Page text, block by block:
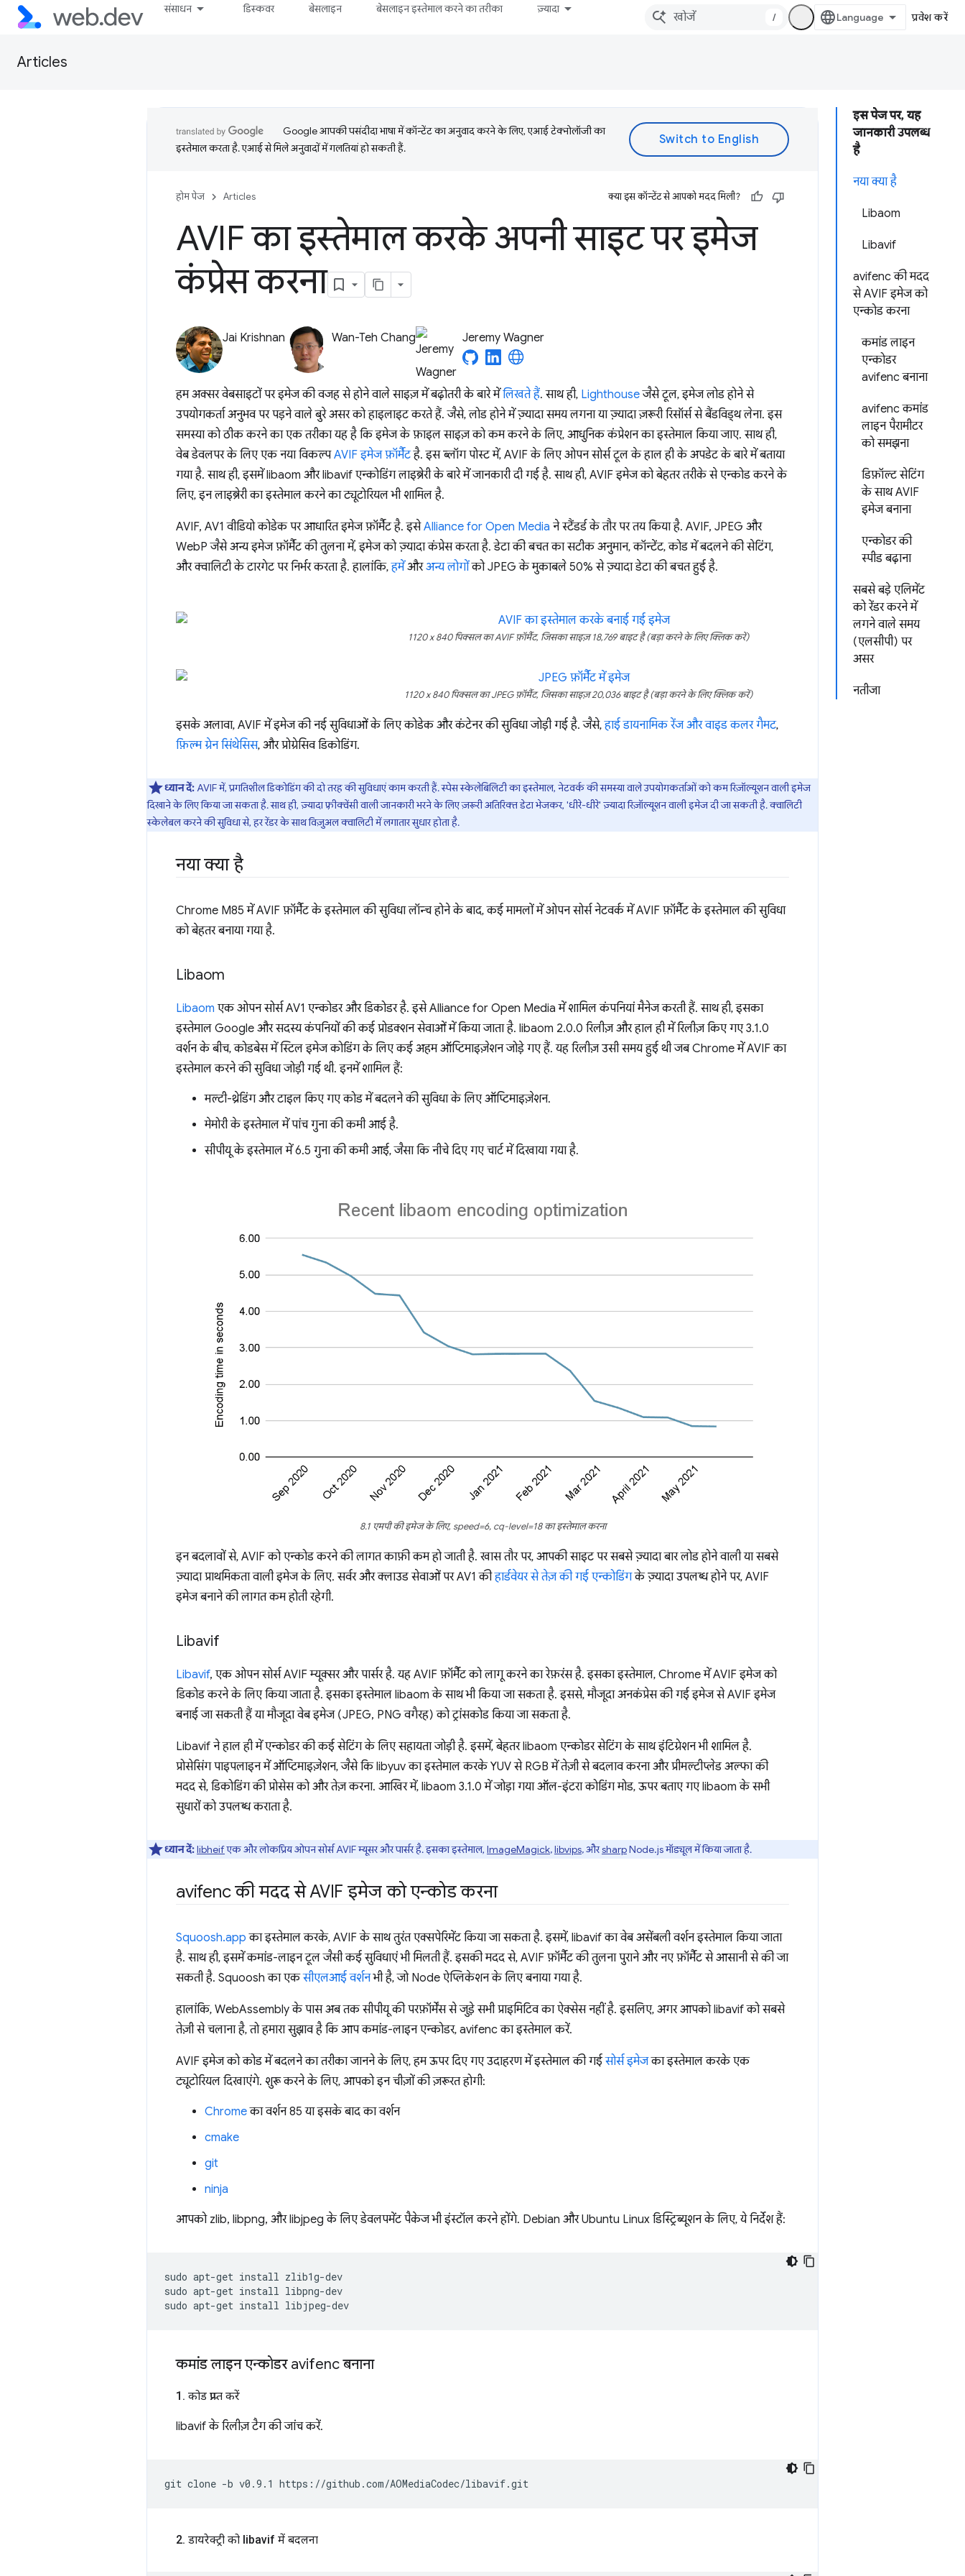
संसाधन डिस्कवर बेसलाइन बेसलाइन इस्तेमाल करने का तरीका ज़्यादा
/ प्रवेश करें
Articles
इस पेज पर, यह
जानकारी उपलब्ध
है
नया क्या है
Libaom
Libavif
avifenc की मदद
से AVIF इमेज को
एन्कोड करना
कमांड लाइन
एन्कोडर
avifenc बनाना
avifenc कमांड
लाइन पैरामीटर
को समझना
डिफ़ॉल्ट सेटिंग
के साथ AVIF
इमेज बनाना
एन्कोडर की
स्पीड बढ़ाना
सबसे बड़े एलिमेंट
को रेंडर करने में
लगने वाले समय
(एलसीपी) पर
असर
नतीजा
Google आपकी पसंदीदा भाषा में कॉन्टेंट का अनुवाद करने के लिए, एआई टेक्नोलॉजी का
इस्तेमाल करता है. एआई से मिले अनुवादों में गलतियां हो सकती हैं.
होम पेज Articles क्या इस कॉन्टेंट से आपको मदद मिली?
AVIF का इस्तेमाल करके अपनी साइट पर इमेज
कंप्रेस करना
Jai Krishnan Wan-Teh Chang Jeremy Wagner
हम अक्सर वेबसाइटों पर इमेज की वजह से होने वाले साइज़ में बढ़ोतरी के बारे मेंलिखते हैं. साथ ही, Lighthouseजैसे टूल, इमेज लोड होने से
उपयोगकर्ता अनुभव पर पड़ने वाले बुरे असर को हाइलाइट करते हैं. जैसे, लोड होने में ज़्यादा समय लगना या ज़्यादा ज़रूरी रिसॉर्स से बैंडविड्थ लेना. इस
समस्या को ठीक करने का एक तरीका यह है कि इमेज के फ़ाइल साइज़ को कम करने के लिए, आधुनिक कंप्रेशन का इस्तेमाल किया जाए. साथ ही,
वेब डेवलपर के लिए एक नया विकल्पAVIF इमेज फ़ॉर्मैटहै. इस ब्लॉग पोस्ट में, AVIF के लिए ओपन सोर्स टूल के हाल ही के अपडेट के बारे में बताया
गया है. साथ ही, इसमें libaom और libavif एन्कोडिंग लाइब्रेरी के बारे में जानकारी दी गई है. साथ ही, AVIF इमेज को बेहतर तरीके से एन्कोड करने के
लिए, इन लाइब्रेरी का इस्तेमाल करने का ट्यूटोरियल भी शामिल है.
AVIF, AV1 वीडियो कोडेक पर आधारित इमेज फ़ॉर्मैट है. इसेAlliance for Open Media ने स्टैंडर्ड के तौर पर तय किया है. AVIF, JPEG और
WebP जैसे अन्य इमेज फ़ॉर्मैट की तुलना में, इमेज को ज़्यादा कंप्रेस करता है. डेटा की बचत का सटीक अनुमान, कॉन्टेंट, कोड में बदलने की सेटिंग,
और क्वालिटी के टारगेट पर निर्भर करता है. हालांकि,हमेंऔरअन्य लोगोंको JPEG के मुकाबले 50% से ज़्यादा डेटा की बचत हुई है.
1120 x 840 पिक्सल का AVIF फ़ॉर्मैट, जिसका साइज़ 18,769 बाइट है (बड़ा करने के लिए क्लिक करें)
1120 x 840 पिक्सल का JPEG फ़ॉर्मैट, जिसका साइज़ 20,036 बाइट है (बड़ा करने के लिए क्लिक करें)
इसके अलावा, AVIF में इमेज की नई सुविधाओं के लिए कोडेक और कंटेनर की सुविधा जोड़ी गई है. जैसे,हाई डायनामिक रेंज और वाइड कलर गैमट,
फ़िल्म ग्रेन सिंथेसिस, और प्रोग्रेसिव डिकोडिंग.
ध्यान दें:AVIF में, प्रगतिशील डिकोडिंग की दो तरह की सुविधाएं काम करती हैं. स्पेस स्केलेबिलिटी का इस्तेमाल, नेटवर्क की समस्या वाले उपयोगकर्ताओं को कम रिज़ॉल्यूशन वाली इमेज
दिखाने के लिए किया जा सकता है. साथ ही, ज़्यादा फ़्रीक्वेंसी वाली जानकारी भरने के लिए ज़रूरी अतिरिक्त डेटा भेजकर, 'धीरे-धीरे' ज़्यादा रिज़ॉल्यूशन वाली इमेज दी जा सकती है. क्वालिटी
स्केलेबल करने की सुविधा से, हर रेंडर के साथ विज़ुअल क्वालिटी में लगातार सुधार होता है.
नया क्या है
Chrome M85 में AVIF फ़ॉर्मैट के इस्तेमाल की सुविधा लॉन्च होने के बाद, कई मामलों में ओपन सोर्स नेटवर्क में AVIF फ़ॉर्मैट के इस्तेमाल की सुविधा
को बेहतर बनाया गया है.
Libaom
Libaom एक ओपन सोर्स AV1 एन्कोडर और डिकोडर है. इसे Alliance for Open Media में शामिल कंपनियां मैनेज करती हैं. साथ ही, इसका
इस्तेमाल Google और सदस्य कंपनियों की कई प्रोडक्शन सेवाओं में किया जाता है. libaom 2.0.0 रिलीज़ और हाल ही में रिलीज़ किए गए 3.1.0
वर्शन के बीच, कोडबेस में स्टिल इमेज कोडिंग के लिए कई अहम ऑप्टिमाइज़ेशन जोड़े गए हैं. यह रिलीज़ उसी समय हुई थी जब Chrome में AVIF का
इस्तेमाल करने की सुविधा जोड़ी गई थी. इनमें शामिल हैं:
मल्टी-थ्रेडिंग और टाइल किए गए कोड में बदलने की सुविधा के लिए ऑप्टिमाइज़ेशन.
मेमोरी के इस्तेमाल में पांच गुना की कमी आई है.
सीपीयू के इस्तेमाल में 6.5 गुना की कमी आई, जैसा कि नीचे दिए गए चार्ट में दिखाया गया है.
8.1 एमपी की इमेज के लिए, speed=6, cq-level=18 का इस्तेमाल करना
इन बदलावों से, AVIF को एन्कोड करने की लागत काफ़ी कम हो जाती है. खास तौर पर, आपकी साइट पर सबसे ज़्यादा बार लोड होने वाली या सबसे
ज़्यादा प्राथमिकता वाली इमेज के लिए. सर्वर और क्लाउड सेवाओं पर AV1 कीहार्डवेयर से तेज़ की गई एन्कोडिंगके ज़्यादा उपलब्ध होने पर, AVIF
इमेज बनाने की लागत कम होती रहेगी.
Libavif
Libavif, एक ओपन सोर्स AVIF म्यूक्सर और पार्सर है. यह AVIF फ़ॉर्मैट को लागू करने का रेफ़रंस है. इसका इस्तेमाल, Chrome में AVIF इमेज को
डिकोड करने के लिए किया जाता है. इसका इस्तेमाल libaom के साथ भी किया जा सकता है. इससे, मौजूदा अनकंप्रेस की गई इमेज से AVIF इमेज
बनाई जा सकती हैं या मौजूदा वेब इमेज (JPEG, PNG वगैरह) को ट्रांसकोड किया जा सकता है.
Libavif ने हाल ही में एन्कोडर की कई सेटिंग के लिए सहायता जोड़ी है. इसमें, बेहतर libaom एन्कोडर सेटिंग के साथ इंटिग्रेशन भी शामिल है.
प्रोसेसिंग पाइपलाइन में ऑप्टिमाइज़ेशन, जैसे कि libyuv का इस्तेमाल करके YUV से RGB में तेज़ी से बदलाव करना और प्रीमल्टीप्लेड अल्फा की
मदद से, डिकोडिंग की प्रोसेस को और तेज़ करना. आखिर में, libaom 3.1.0 में जोड़ा गया ऑल-इंटरा कोडिंग मोड, ऊपर बताए गए libaom के सभी
सुधारों को उपलब्ध कराता है.
ध्यान दें:libheifएक और लोकप्रिय ओपन सोर्स AVIF म्यूसर और पार्सर है. इसका इस्तेमाल, ImageMagick,libvips, औरsharpNode.js मॉड्यूल में किया जाता है.
avifenc की मदद से AVIF इमेज को एन्कोड करना
Squoosh.app का इस्तेमाल करके, AVIF के साथ तुरंत एक्सपेरिमेंट किया जा सकता है. इसमें, libavif का वेब असेंबली वर्शन इस्तेमाल किया जाता
है. साथ ही, इसमें कमांड-लाइन टूल जैसी कई सुविधाएं भी मिलती हैं. इसकी मदद से, AVIF फ़ॉर्मैट की तुलना पुराने और नए फ़ॉर्मैट से आसानी से की जा
सकती है. Squoosh का एकसीएलआई वर्शनभी है, जो Node ऐप्लिकेशन के लिए बनाया गया है.
हालांकि, WebAssembly के पास अब तक सीपीयू की परफ़ॉर्मेंस से जुड़े सभी प्राइमिटिव का ऐक्सेस नहीं है. इसलिए, अगर आपको libavif को सबसे
तेज़ी से चलाना है, तो हमारा सुझाव है कि आप कमांड-लाइन एन्कोडर, avifenc का इस्तेमाल करें.
AVIF इमेज को कोड में बदलने का तरीका जानने के लिए, हम ऊपर दिए गए उदाहरण में इस्तेमाल की गईसोर्स इमेजका इस्तेमाल करके एक
ट्यूटोरियल दिखाएंगे. शुरू करने के लिए, आपको इन चीज़ों की ज़रूरत होगी:
Chromeका वर्शन 85 या इसके बाद का वर्शन
cmake
git
ninja
आपको zlib, libpng, और libjpeg के लिए डेवलपमेंट पैकेज भी इंस्टॉल करने होंगे. Debian और Ubuntu Linux डिस्ट्रिब्यूशन के लिए, ये निर्देश हैं:
sudo apt-get install zlib1g-dev
sudo apt-get install libpng-dev
sudo apt-get install
कमांड लाइन एन्कोडर avifenc बनाना
1 . कोड प्राप्त करें
libavif के रिलीज़ टैग की जांच करें.
git clone -b v0.9.1
2. डायरेक्ट्री को libavif में बदलना